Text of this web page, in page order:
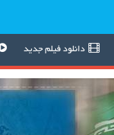
دانلود فیلم جدید